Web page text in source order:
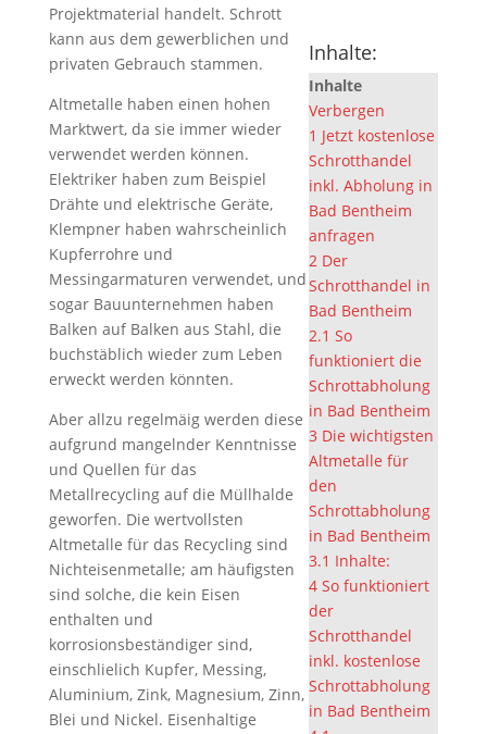
Projektmaterial handelt. Schrott
kann aus dem gewerblichen und
privaten Gebrauch stammen.
Altmetalle haben einen hohen
Marktwert, da sie immer wieder
verwendet werden können.
Elektriker haben zum Beispiel
Drähte und elektrische Geräte,
Klempner haben wahrscheinlich
Kupferrohre und
Messingarmaturen verwendet, und
sogar Bauunternehmen haben
Balken auf Balken aus Stahl, die
buchstäblich wieder zum Leben
erweckt werden könnten.
Aber allzu regelmäig werden diese
aufgrund mangelnder Kenntnisse
und Quellen für das
Metallrecycling auf die Müllhalde
geworfen. Die wertvollsten
Altmetalle für das Recycling sind
Nichteisenmetalle; am häufigsten
sind solche, die kein Eisen
enthalten und
korrosionsbeständiger sind,
einschlielich Kupfer, Messing,
Aluminium, Zink, Magnesium, Zinn,
Blei und Nickel. Eisenhaltige
Inhalte:
Inhalte
Verbergen
1 Jetzt kostenlose
Schrotthandel
inkl. Abholung in
Bad Bentheim
anfragen
2 Der
Schrotthandel in
Bad Bentheim
2.1 So
funktioniert die
Schrottabholung
in Bad Bentheim
3 Die wichtigsten
Altmetalle für
den
Schrottabholung
in Bad Bentheim
3.1 Inhalte:
4 So funktioniert
der
Schrotthandel
inkl. kostenlose
Schrottabholung
in Bad Bentheim